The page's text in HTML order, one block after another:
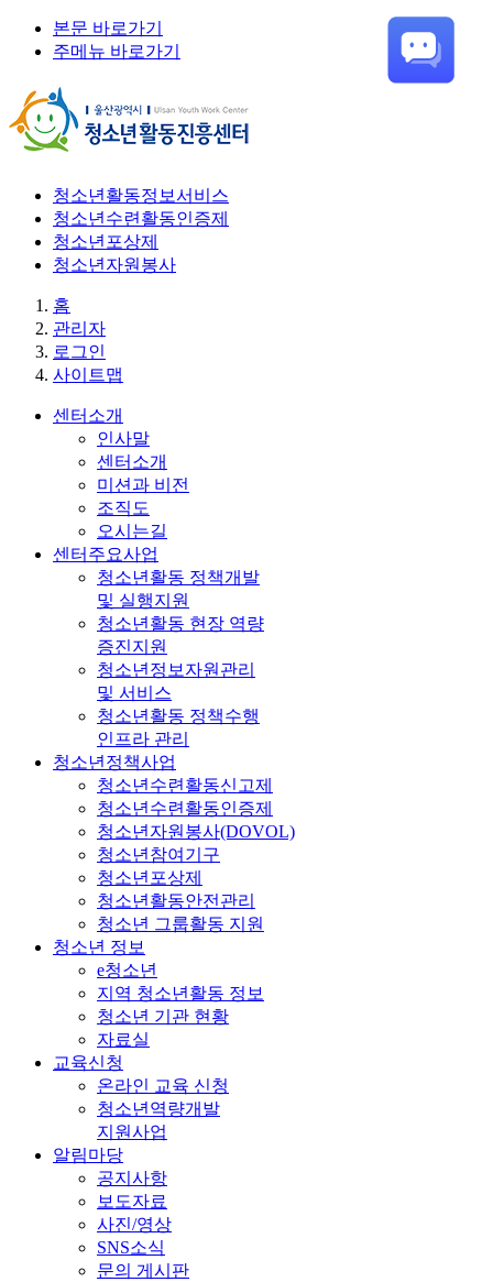
본문 바로가기
주메뉴 바로가기
청소년활동정보서비스
청소년수련활동인증제
청소년포상제
청소년자원봉사
홈
관리자
로그인
사이트맵
센터소개
인사말
센터소개
미션과 비전
조직도
오시는길
센터주요사업
청소년활동 정책개발
및 실행지원
청소년활동 현장 역량
증진지원
청소년정보자원관리
및 서비스
청소년활동 정책수행
인프라 관리
청소년정책사업
청소년수련활동신고제
청소년수련활동인증제
청소년자원봉사(DOVOL)
청소년참여기구
청소년포상제
청소년활동안전관리
청소년 그룹활동 지원
청소년 정보
e청소년
지역 청소년활동 정보
청소년 기관 현황
자료실
교육신청
온라인 교육 신청
청소년역량개발
지원사업
알림마당
공지사항
보도자료
사진/영상
SNS소식
문의 게시판